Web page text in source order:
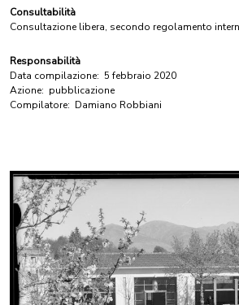
Consultabilità
Consultazione libera, secondo regolamento
Responsabilità
Data compilazione: 5 febbraio 2020
Azione: pubblicazione
Compilatore: Damiano Robbiani